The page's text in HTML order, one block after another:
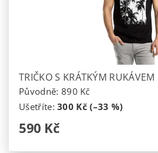
TRIČKO S KRÁTKÝM
Původně: 890 Kč
Ušetříte:300 Kč (–33 %)
590 Kč